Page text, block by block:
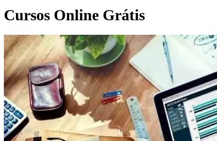
Cursos Online Grátis